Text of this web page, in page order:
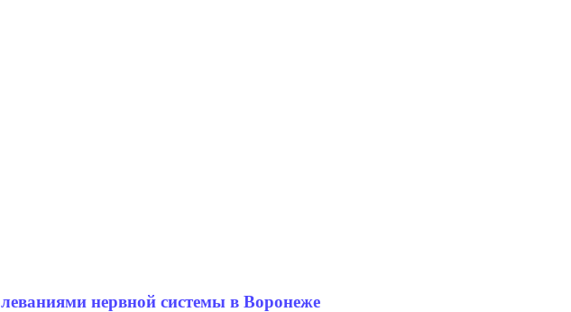
нервной системы в Воронеже